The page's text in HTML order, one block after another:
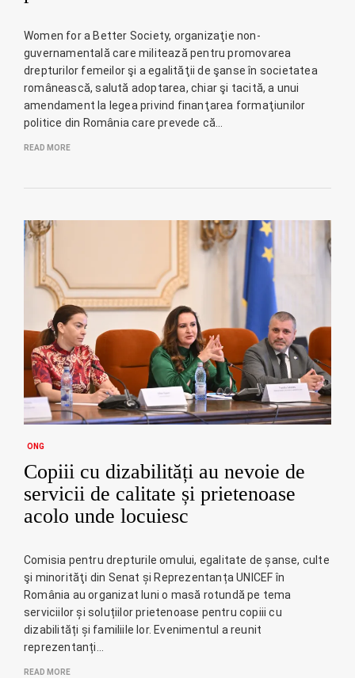
Women for a Better Society, organizaţie non-
guvernamentală care militează pentru promovarea
drepturilor femeilor şi a egalităţii de şanse în societatea
românească, salută adoptarea, chiar şi tacită, a unui
amendament la legea privind finanţarea formaţiunilor
politice din România care prevede că…
READ MORE
ONG
Copiii cu dizabilități au nevoie de
servicii de calitate și prietenoase
acolo unde locuiesc
Comisia pentru drepturile omului, egalitate de șanse, culte
şi minorităţi din Senat și Reprezentanța UNICEF în
România au organizat luni o masă rotundă pe tema
serviciilor și soluțiilor prietenoase pentru copiii cu
dizabilități și familiile lor. Evenimentul a reunit
reprezentanți…
READ MORE